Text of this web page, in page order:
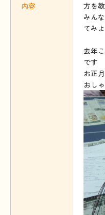
内容
方を
みん
てみ
去年
です
お正
おし